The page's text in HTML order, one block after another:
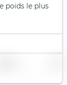
poids le plus